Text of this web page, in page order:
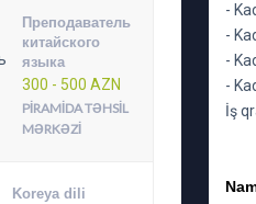
Преподаватель
китайского
языка
300 - 500 AZN
PIRAMIDA TƏHSIL
MƏRKƏZI
Koreya dili
-
-
-
-
İş